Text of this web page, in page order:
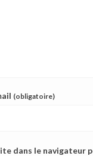
(obligatoire)
dans le navigateur